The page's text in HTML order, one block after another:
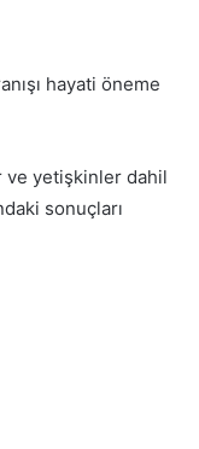
hayati öneme
ve yetişkinler dahil
sonuçları